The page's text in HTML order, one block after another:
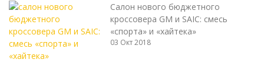
Салон нового бюджетного
кроссовера GM и SAIC: смесь
«спорта» и «хайтека»
03 Окт 2018